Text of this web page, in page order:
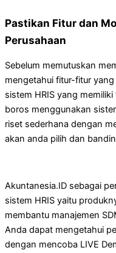
Pastikan Fitur dan
Perusahaan
Sebelum memutuskan
mengetahui fitur-fitur
sistem HRIS yang
boros menggunakan
riset sederhana dengan
akan anda pilih dan
Akuntanesia.ID sebagai
sistem HRIS yaitu
membantu manajemen
Anda dapat mengetahui
dengan mencoba LIVE